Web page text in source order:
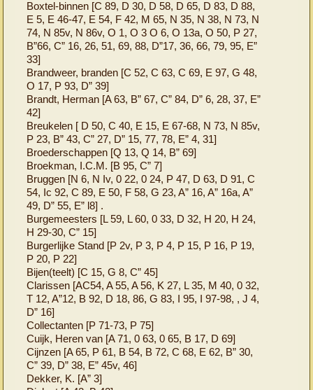
Boxtel-binnen [C 89, D 30, D 58, D 65, D 83, D 88,
E 5, E 46-47, E 54, F 42, M 65, N 35, N 38, N 73, N
74, N 85v, N 86v, O 1, O 3 O 6, O 13a, O 50, P 27,
B”66, C” 16, 26, 51, 69, 88, D”17, 36, 66, 79, 95, E”
33]
Brandweer, branden [C 52, C 63, C 69, E 97, G 48,
O 17, P 93, D” 39]
Brandt, Herman [A 63, B” 67, C” 84, D” 6, 28, 37, E”
42]
Breukelen [ D 50, C 40, E 15, E 67-68, N 73, N 85v,
P 23, B” 43, C” 27, D” 15, 77, 78, E” 4, 31]
Broederschappen [Q 13, Q 14, B” 69]
Broekman, I.C.M. [B 95, C” 7]
Bruggen [N 6, N Iv, 0 22, 0 24, P 47, D 63, D 91, C
54, Ic 92, C 89, E 50, F 58, G 23, A” 16, A” 16a, A”
49, D” 55, E” l8] .
Burgemeesters [L 59, L 60, 0 33, D 32, H 20, H 24,
H 29-30, C” 15]
Burgerlijke Stand [P 2v, P 3, P 4, P 15, P 16, P 19,
P 20, P 22]
Bijen(teelt) [C 15, G 8, C” 45]
Clarissen [AC54, A 55, A 56, K 27, L 35, M 40, 0 32,
T 12, A”12, B 92, D 18, 86, G 83, I 95, I 97-98, , J 4,
D” 16]
Collectanten [P 71-73, P 75]
Cuijk, Heren van [A 71, 0 63, 0 65, B 17, D 69]
Cijnzen [A 65, P 61, B 54, B 72, C 68, E 62, B” 30,
C” 39, D” 38, E” 45v, 46]
Dekker, K. [A” 3]